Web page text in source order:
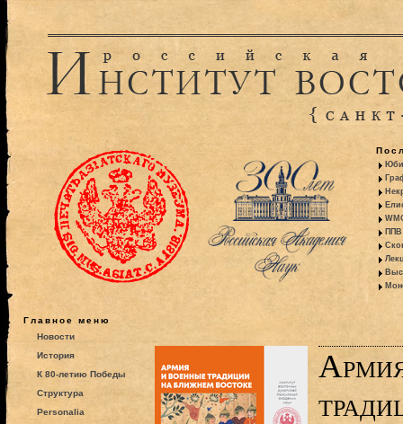
ППВ
Главное меню
Новости
История
К 80-летию Победы
Структура
Personalia